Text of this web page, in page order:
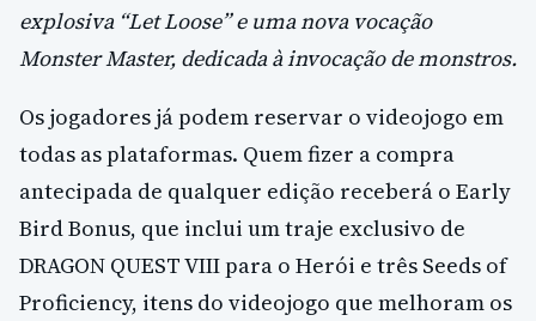
explosiva “Let Loose” e uma nova vocação
Monster Master, dedicada à invocação de monstros.
Os jogadores já podem reservar o videojogo em
todas as plataformas. Quem fizer a compra
antecipada de qualquer edição receberá o Early
Bird Bonus, que inclui um traje exclusivo de
DRAGON QUEST VIII para o Herói e três Seeds of
Proficiency, itens do videojogo que melhoram os